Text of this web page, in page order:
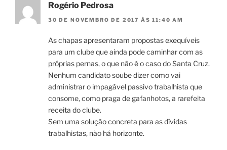
Rogério Pedrosa
30 DE NOVEMBRO DE 2017 ÀS 11:40 AM
As chapas apresentaram propostas exequíveis
para um clube que ainda pode caminhar com as
próprias pernas, o que não é o caso do Santa Cruz.
Nenhum candidato soube dizer como vai
administrar o impagável passivo trabalhista que
consome, como praga de gafanhotos, a rarefeita
receita do clube.
Sem uma solução concreta para as dívidas
trabalhistas, não há horizonte.